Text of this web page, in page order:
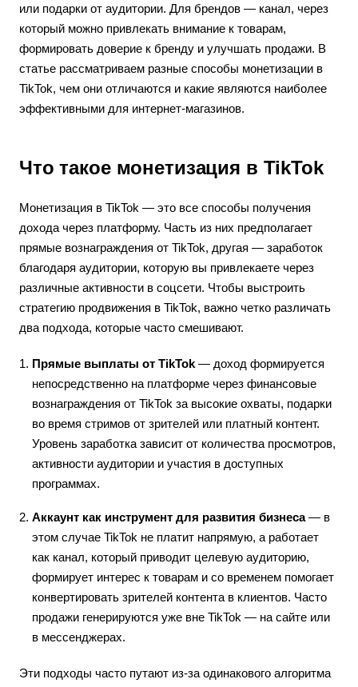
или подарки от аудитории. Для брендов — канал, через
который можно привлекать внимание к товарам,
формировать доверие к бренду и улучшать продажи. В
статье рассматриваем разные способы монетизации в
TikTok, чем они отличаются и какие являются наиболее
эффективными для интернет-магазинов.
Что такое монетизация в TikTok
Монетизация в TikTok — это все способы получения
дохода через платформу. Часть из них предполагает
прямые вознаграждения от TikTok, другая — заработок
благодаря аудитории, которую вы привлекаете через
различные активности в соцсети. Чтобы выстроить
стратегию продвижения в TikTok, важно четко различать
два подхода, которые часто смешивают.
Прямые выплаты от TikTok — доход формируется
непосредственно на платформе через финансовые
вознаграждения от TikTok за высокие охваты, подарки
во время стримов от зрителей или платный контент.
Уровень заработка зависит от количества просмотров,
активности аудитории и участия в доступных
программах.
Аккаунт как инструмент для развития бизнеса— в
этом случае TikTok не платит напрямую, а работает
как канал, который приводит целевую аудиторию,
формирует интерес к товарам и со временем помогает
конвертировать зрителей контента в клиентов. Часто
продажи генерируются уже вне TikTok — на сайте или
в мессенджерах.
Эти подходы часто путают из-за одинакового алгоритма